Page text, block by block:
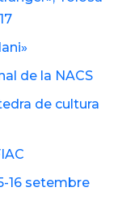
de la NACS
de cultura
16 setembre